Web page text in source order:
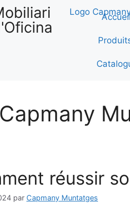
Accueil
Capmany
réussir
par Capmany Muntatges